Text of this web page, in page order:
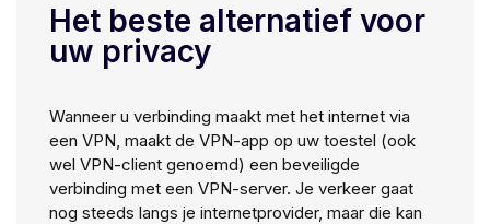
Het beste alternatief voor
uw privacy
Wanneer u verbinding maakt met het internet via
een VPN, maakt de VPN-app op uw toestel (ook
wel VPN-client genoemd) een beveiligde
verbinding met een VPN-server. Je verkeer gaat
nog steeds langs je internetprovider, maar die kan